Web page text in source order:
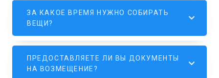
ЗА КАКОЕ ВРЕМЯ НУЖНО СОБИРАТЬ
ВЕЩИ?
ПРЕДОСТАВЛЯЕТЕ ЛИ ВЫ ДОКУМЕНТЫ
НА ВОЗМЕЩЕНИЕ?